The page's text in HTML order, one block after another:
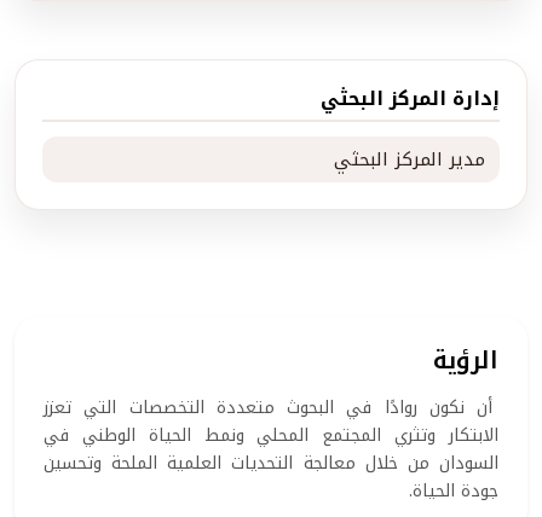
إدارة المركز البحثي
مدير المركز البحثي
الرؤية
أن نكون روادًا في البحوث متعددة التخصصات التي تعزز
الابتكار وتثري المجتمع المحلي ونمط الحياة الوطني في
السودان من خلال معالجة التحديات العلمية الملحة وتحسين
جودة الحياة.